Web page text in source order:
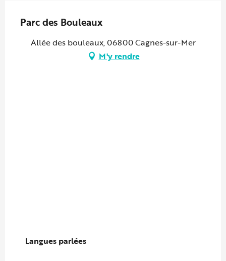
Parc des Bouleaux
Allée des bouleaux, 06800 Cagnes-sur-Mer
M'y rendre
Langues parlées
Langues parlées